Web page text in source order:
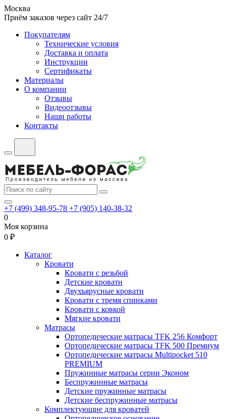
Москва
Приём заказов через сайт 24/7
Покупателям
Технические условия
Доставка и оплата
Инструкции
Сертификаты
Материалы
О компании
Отзывы
Видеоотзывы
Наши работы
Контакты
+7 (499) 348-95-78 +7 (905) 140-38-32
0
Моя корзина
0 ₽
Каталог
Кровати
Кровати с резьбой
Детские кровати
Двухъярусные кровати
Кровати с тремя спинками
Кровати с ковкой
Мягкие кровати
Матрасы
Ортопедические матрасы TFK 256 Комфорт
Ортопедические матрасы TFK 500 Премиум
Ортопедические матрасы Multipocket 510
PREMIUM
Пружинные матрасы серии Эконом
Беспружинные матрасы
Детские пружинные матрасы
Детские беспружинные матрасы
Комплектующие для кроватей